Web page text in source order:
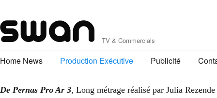
TV & Commercials
Home News Production Exécutive Publicité
De Pernas Pro Ar 3, Long métrage réalisé par Julia Rezende